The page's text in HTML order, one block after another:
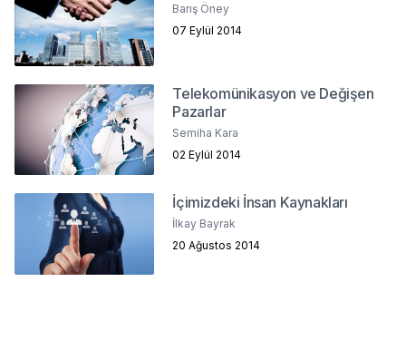
Barış Öney
07 Eylül 2014
Telekomünikasyon ve Değişen
Pazarlar
Semiha Kara
02 Eylül 2014
İçimizdeki İnsan Kaynakları
İlkay Bayrak
20 Ağustos 2014